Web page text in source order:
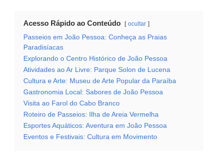
Acesso Rápido ao Conteúdo ocultar
Passeios em João Pessoa: Conheça as Praias
Paradisíacas
Explorando o Centro Histórico de João Pessoa
Atividades ao Ar Livre: Parque Solon de Lucena
Cultura e Arte: Museu de Arte Popular da Paraíba
Gastronomia Local: Sabores de João Pessoa
Visita ao Farol do Cabo Branco
Roteiro de Passeios: Ilha de Areia Vermelha
Esportes Aquáticos: Aventura em João Pessoa
Eventos e Festivais: Cultura em Movimento